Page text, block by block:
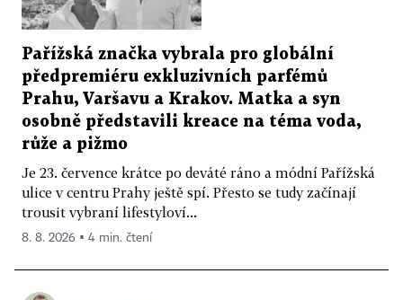
Pařížská značka vybrala pro globální
předpremiéru exkluzivních parfémů
Prahu, Varšavu a Krakov. Matka a syn
osobně představili kreace na téma voda,
růže a pižmo
Je 23. července krátce po deváté ráno a módní Pařížská
ulice v centru Prahy ještě spí. Přesto se tudy začínají
trousit vybraní lifestyloví...
8. 8. 2026 ▪ 4 min. čtení